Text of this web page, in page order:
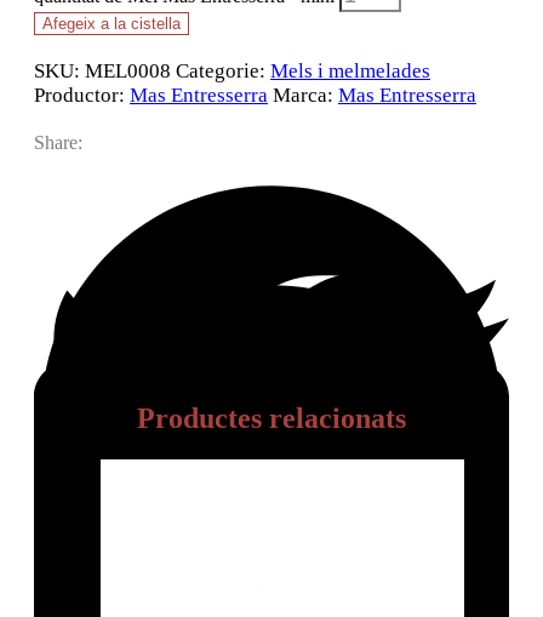
Afegeix a la cistella
SKU: MEL0008 Categorie: Mels i melmelades
Productor: Mas Entresserra Marca: Mas Entresserra
Share:
Productes relacionats